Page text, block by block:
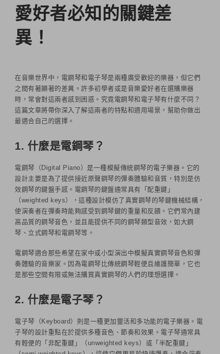
愛好者必知的關鍵差
異！
在音樂世界中，電鋼琴和電子琴是兩種廣受歡迎的樂器，但它們
之間有著顯著的差異。許多初學者或是音樂愛好者在選購樂器
時，常會對這兩者感到困惑。究竟電鋼琴和電子琴有什麼不同？
這篇文章將帶你深入了解這兩者的特點和適用場景，幫助你做出
最適合自己的選擇。
1. 什麼是電鋼琴？
電鋼琴（Digital Piano）是一種模擬傳統鋼琴的電子樂器。它的
設計主要是為了提供接近原聲鋼琴的彈奏體驗和音質，特別是仿
效鋼琴的鍵盤手感。電鋼琴的鍵盤通常具有「配重鍵」
（weighted keys），這種設計模仿了真實鋼琴的琴鍵機械結構，
使演奏者在彈奏時能夠感受到鋼琴鍵的重量和反饋。它們常內建
高品質的鋼琴音色，並且能提供不同的鋼琴類型音效，如大鋼
琴、立式鋼琴和電鋼琴等。
電鋼琴適合那些希望在家中或小型演出中模擬真實鋼琴音色和彈
奏體驗的音樂家。因為電鋼琴比傳統鋼琴輕便且維護簡單，它也
是那些空間有限或無法購買真實鋼琴的人們的理想選擇。
2. 什麼是電子琴？
電子琴（Keyboard）則是一種更加靈活和多功能的電子樂器。電
子琴的設計重點在於提供多種音色、節奏和效果。電子琴通常具
有輕便的「非配重鍵」（unweighted keys）或「半配重鍵」